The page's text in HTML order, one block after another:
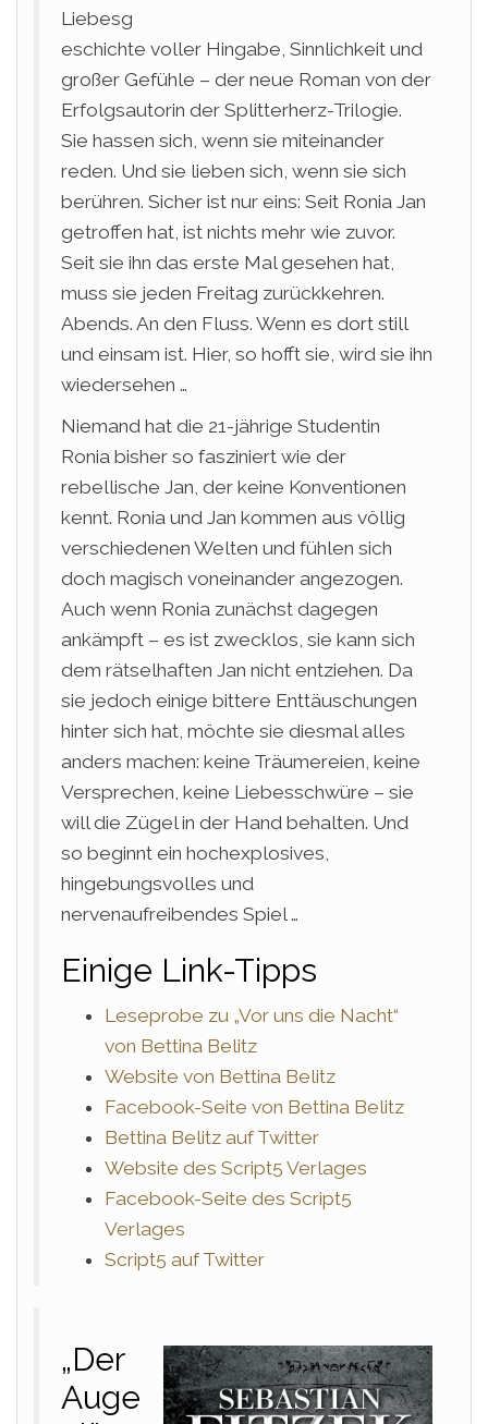
Liebesg
eschichte voller Hingabe, Sinnlichkeit und
großer Gefühle – der neue Roman von der
Erfolgsautorin der Splitterherz-Trilogie.
Sie hassen sich, wenn sie miteinander
reden. Und sie lieben sich, wenn sie sich
berühren. Sicher ist nur eins: Seit Ronia Jan
getroffen hat, ist nichts mehr wie zuvor.
Seit sie ihn das erste Mal gesehen hat,
muss sie jeden Freitag zurückkehren.
Abends. An den Fluss. Wenn es dort still
und einsam ist. Hier, so hofft sie, wird sie ihn
wiedersehen …
Niemand hat die 21-jährige Studentin
Ronia bisher so fasziniert wie der
rebellische Jan, der keine Konventionen
kennt. Ronia und Jan kommen aus völlig
verschiedenen Welten und fühlen sich
doch magisch voneinander angezogen.
Auch wenn Ronia zunächst dagegen
ankämpft – es ist zwecklos, sie kann sich
dem rätselhaften Jan nicht entziehen. Da
sie jedoch einige bittere Enttäuschungen
hinter sich hat, möchte sie diesmal alles
anders machen: keine Träumereien, keine
Versprechen, keine Liebesschwüre – sie
will die Zügel in der Hand behalten. Und
so beginnt ein hochexplosives,
hingebungsvolles und
nervenaufreibendes Spiel …
Einige Link-Tipps
Leseprobe zu „Vor uns die Nacht“
von Bettina Belitz
Website von Bettina Belitz
Facebook-Seite von Bettina Belitz
Bettina Belitz auf Twitter
Website des Script5 Verlages
Facebook-Seite des Script5
Verlages
Script5 auf Twitter
„Der
Auge